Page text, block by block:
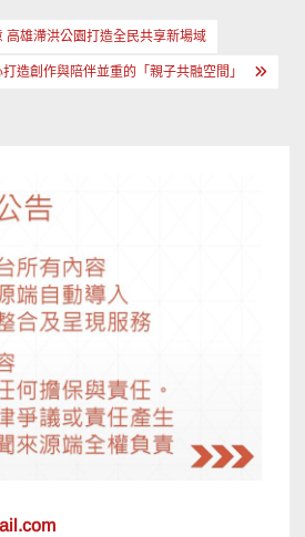
高雄滯洪公園打造全民共享新場域
造創作與陪伴並重的「親子共融空間」